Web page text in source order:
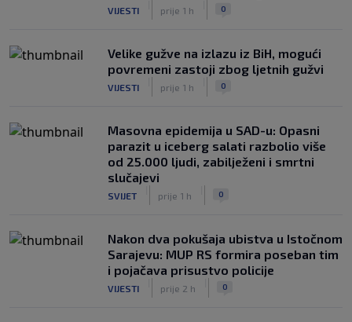
VIJESTI prije 1 h 0
Velike gužve na izlazu iz BiH, mogući
povremeni zastoji zbog ljetnih gužvi
VIJESTI prije 1 h 0
Masovna epidemija u SAD-u: Opasni
parazit u iceberg salati razbolio više
od 25.000 ljudi, zabilježeni i smrtni
slučajevi
SVIJET prije 1 h 0
Nakon dva pokušaja ubistva u Istočnom
Sarajevu: MUP RS formira poseban tim
i pojačava prisustvo policije
VIJESTI prije 2 h 0